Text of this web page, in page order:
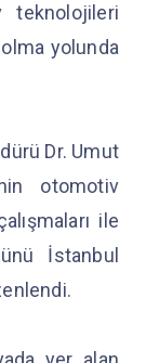
teknolojileri
yolunda
Dr. Umut
otomotiv
ile
İstanbul